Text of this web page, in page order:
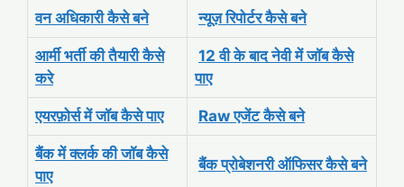
वन अधिकारी कैसे बने
न्यूज़ रिपोर्टर कैसे बने
आर्मी भर्ती की तैयारी कैसे
करे
12 वी के बाद नेवी में जॉब कैसे
पाए
एयरफ़ोर्स में जॉब कैसे पाए Raw एजेंट कैसे बने
बैंक में क्लर्क की जॉब कैसे
पाए
बैंक प्रोबेशनरी ऑफिसर कैसे बने